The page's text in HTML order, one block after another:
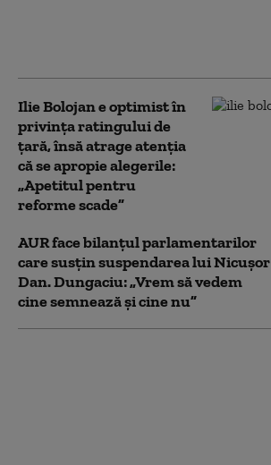
Ilie Bolojan e optimist în
privința ratingului de
țară, însă atrage atenția
că se apropie alegerile:
„Apetitul pentru
reforme scade”
AUR face bilanțul parlamentarilor
care susțin suspendarea lui Nicușor
Dan. Dungaciu: „Vrem să vedem
cine semnează și cine nu”